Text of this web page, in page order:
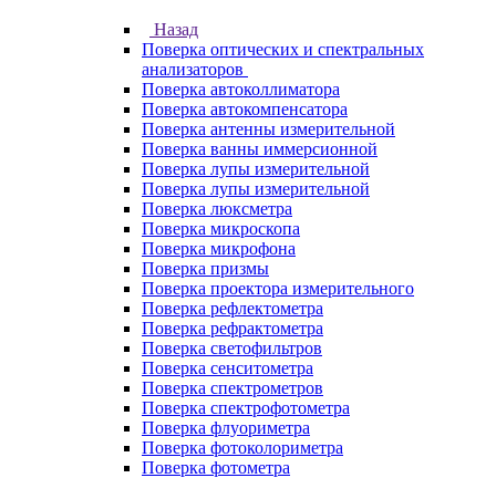
Назад
Поверка оптических и спектральных
анализаторов
Поверка автоколлиматора
Поверка автокомпенсатора
Поверка антенны измерительной
Поверка ванны иммерсионной
Поверка лупы измерительной
Поверка лупы измерительной
Поверка люксметра
Поверка микроскопа
Поверка микрофона
Поверка призмы
Поверка проектора измерительного
Поверка рефлектометра
Поверка рефрактометра
Поверка светофильтров
Поверка сенситометра
Поверка спектрометров
Поверка спектрофотометра
Поверка флуориметра
Поверка фотоколориметра
Поверка фотометра